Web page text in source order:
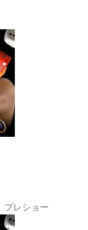
プレショー